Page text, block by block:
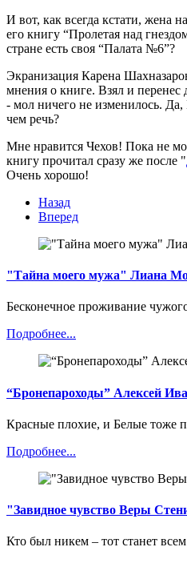
И вот, как всегда кстати, жена
его книгу “Пролетая над
стране есть своя “Палата №6”?
Экранизация Карена
мнения о книге. Взял и перенес
- мол ничего не изменилось.
чем речь?
Мне нравится Чехов! Пока не
книгу прочитал сразу же после "
Очень хорошо!
Назад
Вперед
"Тайна моего мужа" Лиана
Бесконечное проживание
Подробнее...
“Бронепароходы” Алексей
Красные плохие, и Белые тоже
Подробнее...
"Завидное чувство Веры
Кто был никем – тот станет